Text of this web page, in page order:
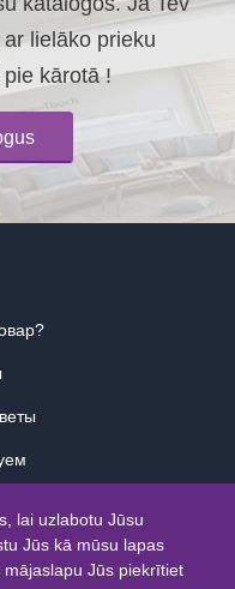
lielāko prieku
kārotā !
lai uzlabotu Jūsu
Jūs kā mūsu lapas
Jūs piekrītiet